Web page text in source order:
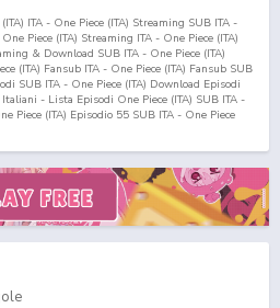
ITA - One Piece (ITA) Streaming SUB ITA -
Piece (ITA) Streaming ITA - One Piece (ITA)
& Download SUB ITA - One Piece (ITA)
(ITA) Fansub ITA - One Piece (ITA) Fansub SUB
SUB ITA - One Piece (ITA) Download Episodi
- Lista Episodi One Piece (ITA) SUB ITA -
Piece (ITA) Episodio 55 SUB ITA - One Piece